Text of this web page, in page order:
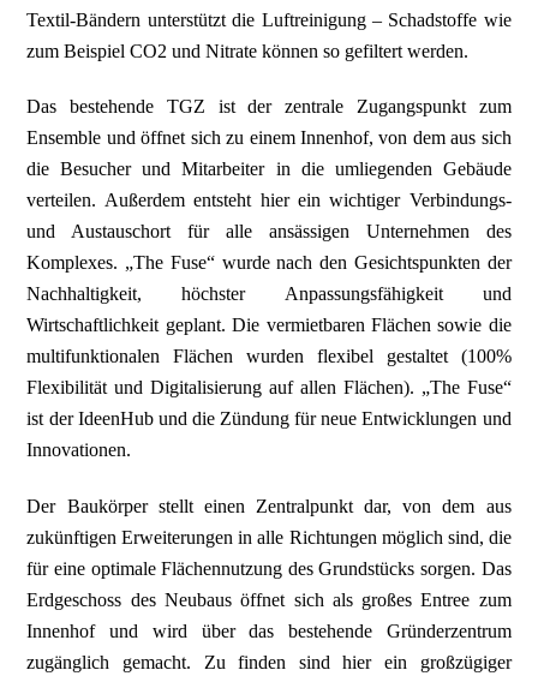
Textil-Bändern unterstützt die Luftreinigung – Schadstoffe wie
zum Beispiel CO2 und Nitrate können so gefiltert werden.
Das bestehende TGZ ist der zentrale Zugangspunkt zum
Ensemble und öffnet sich zu einem Innenhof, von dem aus sich
die Besucher und Mitarbeiter in die umliegenden Gebäude
verteilen. Außerdem entsteht hier ein wichtiger Verbindungs-
und Austauschort für alle ansässigen Unternehmen des
Komplexes. „The Fuse“ wurde nach den Gesichtspunkten der
Nachhaltigkeit, höchster Anpassungsfähigkeit und
Wirtschaftlichkeit geplant. Die vermietbaren Flächen sowie die
multifunktionalen Flächen wurden flexibel gestaltet (100%
Flexibilität und Digitalisierung auf allen Flächen). „The Fuse“
ist der IdeenHub und die Zündung für neue Entwicklungen und
Innovationen.
Der Baukörper stellt einen Zentralpunkt dar, von dem aus
zukünftigen Erweiterungen in alle Richtungen möglich sind, die
für eine optimale Flächennutzung des Grundstücks sorgen. Das
Erdgeschoss des Neubaus öffnet sich als großes Entree zum
Innenhof und wird über das bestehende Gründerzentrum
zugänglich gemacht. Zu finden sind hier ein großzügiger